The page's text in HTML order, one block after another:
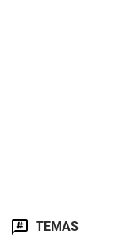
TEMAS